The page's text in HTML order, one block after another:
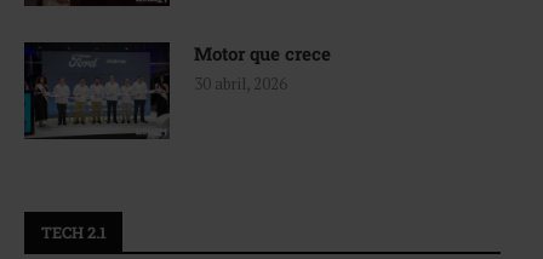
Motor que crece
30 abril, 2026
TECH 2.1